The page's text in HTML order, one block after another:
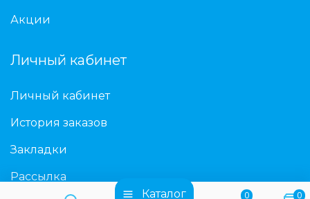
Каталог 0 0
Акции
Личный кабинет
Личный кабинет
История заказов
Закладки
Рассылка